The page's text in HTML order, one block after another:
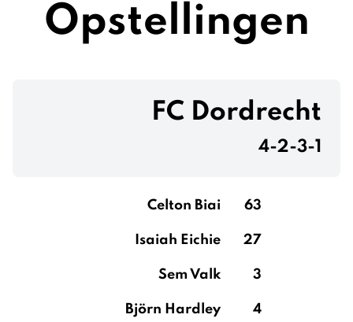
Opstellingen
FC Dordrecht
4-2-3-1
Celton Biai 63
Isaiah Eichie 27
Sem Valk 3
Björn Hardley 4